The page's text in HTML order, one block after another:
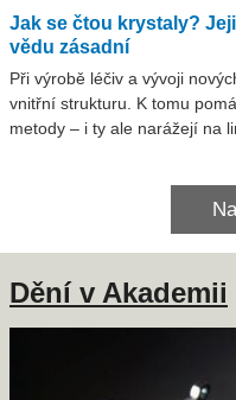
Jak se čtou krystaly?
vědu zásadní
Při výrobě léčiv a vývoji
vnitřní strukturu. K tomu
metody – i ty ale narážejí na
Dění v Akademii